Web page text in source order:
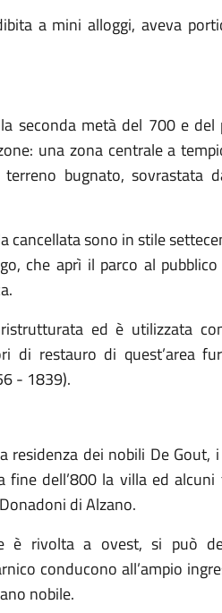
a mini alloggi, aveva
seconda metà del 700 e
una zona centrale a
bugnato, sovrastata
cancellata sono in stile
che aprì il parco al
ed è utilizzata
di restauro di quest’area
- 1839).
residenza dei nobili De Gout,
dell’800 la villa ed
di Alzano.
è rivolta a ovest, si può
conducono all’ampio
nobile.